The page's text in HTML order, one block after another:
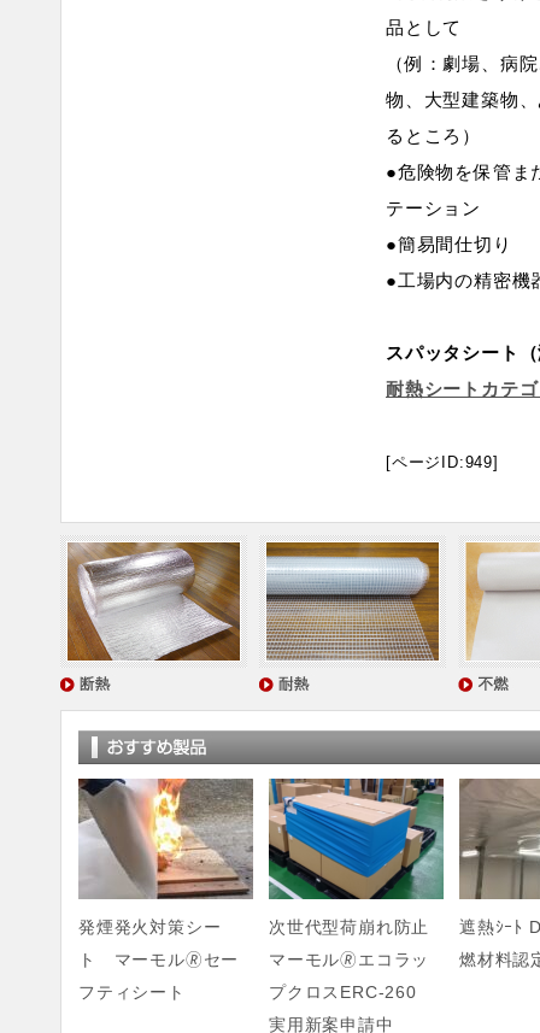
品として
（例：劇場、病
物、大型建築物
るところ）
●危険物を保管ま
テーション
●簡易間仕切り
●工場内の精密機
スパッタシート
耐熱シートカテ
[ページID:949]
発煙発火対策シー
ト マーモル🄬セー
フティシート
次世代型荷崩れ防止
マーモル🄬エコラッ
プクロスERC-260
実用新案申請中
遮熱ｼｰﾄ
燃材料認